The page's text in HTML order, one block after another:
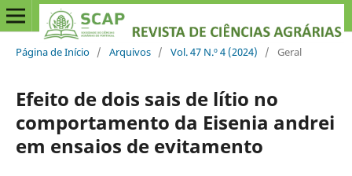
Página de Início / Arquivos / Vol. 47 N.º 4 (2024) / Geral
Efeito de dois sais de lítio no
comportamento da Eisenia andrei
em ensaios de evitamento